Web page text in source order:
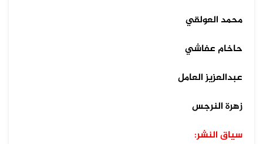
محمد العولقي
حاخام عفاشي
عبدالعزيز العامل
زهرة النرجس
سياق النشر: